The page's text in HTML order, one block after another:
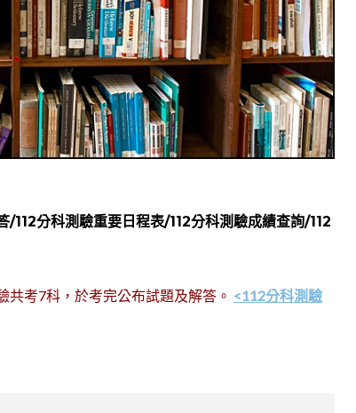
112分科測驗重要日程表/112分科測驗成績查詢/112
考7科，於考完公布試題及解答。 <112分科測驗